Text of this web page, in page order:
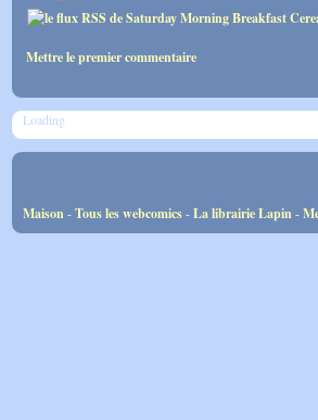
Mettre le premier commentaire
Loading
Maison-Tous les webcomics-La librairie Lapin-